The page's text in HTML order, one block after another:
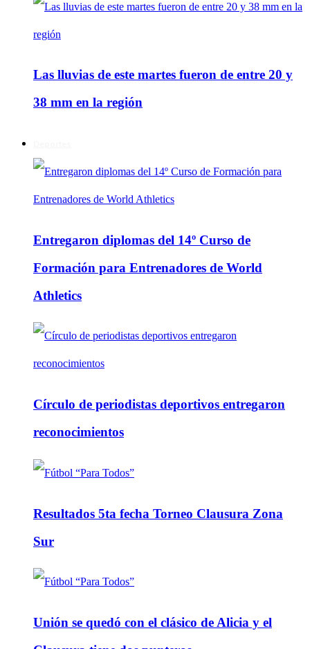
Las lluvias de este martes fueron de entre 20 y
38 mm en la región
Entregaron diplomas del 14º Curso de
Formación para Entrenadores de World
Athletics
Círculo de periodistas deportivos entregaron
reconocimientos
Resultados 5ta fecha Torneo Clausura Zona
Sur
Unión se quedó con el clásico de Alicia y el